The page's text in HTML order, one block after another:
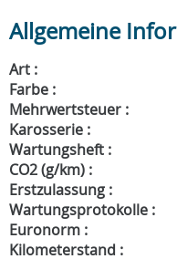
Allgemeine
Art :
Farbe :
Mehrwertsteuer :
Karosserie :
Wartungsheft :
CO2 (g/km) :
Erstzulassung :
Wartungsprotokolle :
Euronorm :
Kilometerstand :